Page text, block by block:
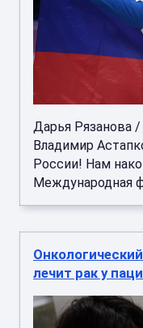
Дарья Рязанова
Владимир
России! Нам
Международная
лечит рак у